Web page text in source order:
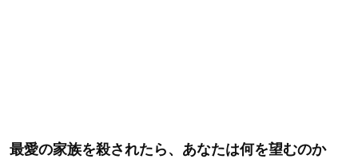
最愛の家族を殺されたら、あなたは何を望むのか